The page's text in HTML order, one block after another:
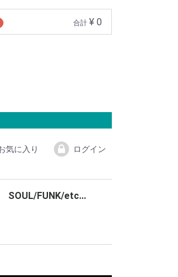
合計 ¥ 0
気に入り ログイン
SOUL/FUNK/etc...